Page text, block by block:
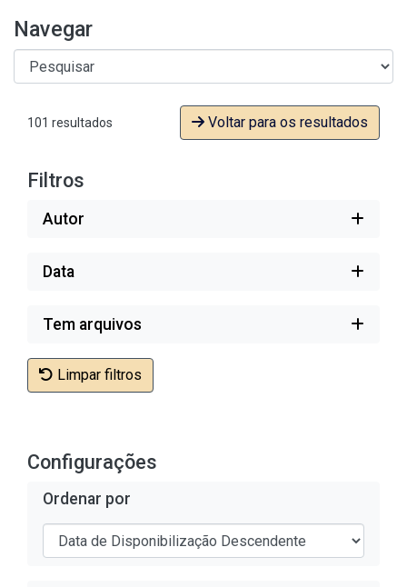
Navegar
101 resultados Voltar para os resultados
Filtros
Autor
Data
Tem arquivos
Limpar filtros
Configurações
Ordenar por